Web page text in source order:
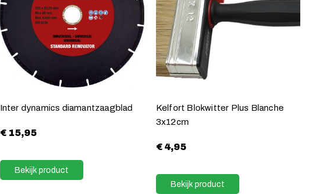
Inter dynamics diamantzaagblad
€15,95
Bekijk product
Kelfort Blokwitter Plus Blanche
3x12cm
€4,95
Bekijk product